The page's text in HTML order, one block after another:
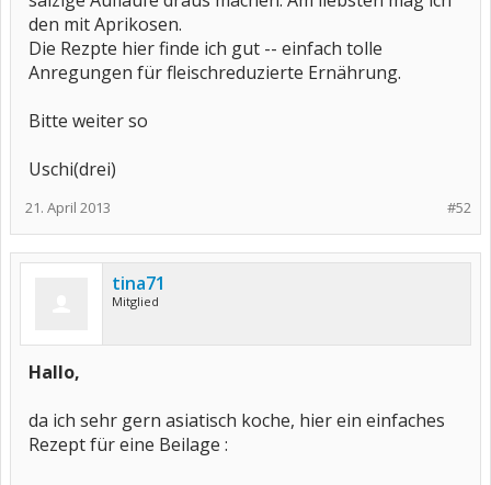
den mit Aprikosen.
Die Rezpte hier finde ich gut -- einfach tolle
Anregungen für fleischreduzierte Ernährung.
Bitte weiter so
Uschi(drei)
#52
21. April 2013
tina71
Mitglied
Hallo,
da ich sehr gern asiatisch koche, hier ein einfaches
Rezept für eine Beilage :